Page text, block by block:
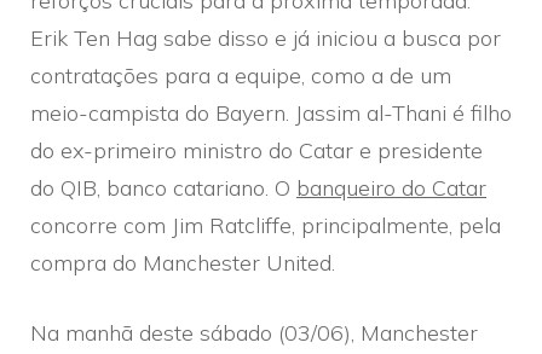
Erik Ten Hag sabe disso e já iniciou a busca por
contratações para a equipe, como a de um
meio-campista do Bayern. Jassim al-Thani é filho
do ex-primeiro ministro do Catar e presidente
do QIB, banco catariano. O banqueiro do Catar
concorre com Jim Ratcliffe, principalmente, pela
compra do Manchester United.
Na manhã deste sábado (03/06), Manchester